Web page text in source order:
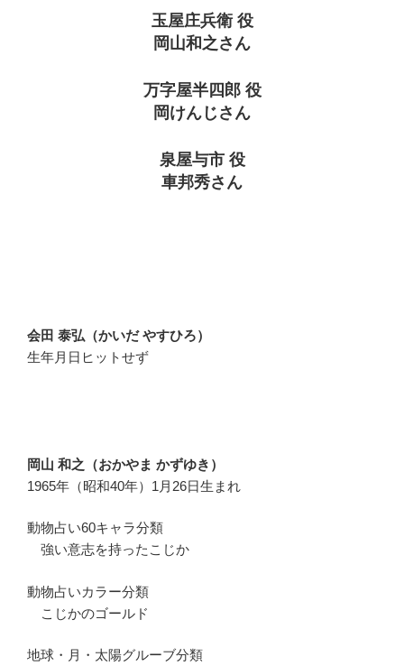
玉屋庄兵衛 役
岡山和之さん
万字屋半四郎 役
岡けんじさん
泉屋与市 役
車邦秀さん
会田 泰弘（かいだ やすひろ）
生年月日ヒットせず
岡山 和之（おかやま かずゆき）
1965年（昭和40年）1月26日生まれ
動物占い60キャラ分類
強い意志を持ったこじか
動物占いカラー分類
こじかのゴールド
地球・月・太陽グルーブ分類